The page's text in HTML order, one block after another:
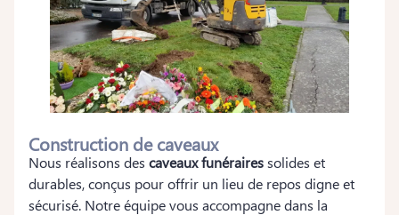
Construction de caveaux
Nous réalisons des caveaux funérairessolides et
durables, conçus pour offrir un lieu de repos digne et
sécurisé. Notre équipe vous accompagne dans la